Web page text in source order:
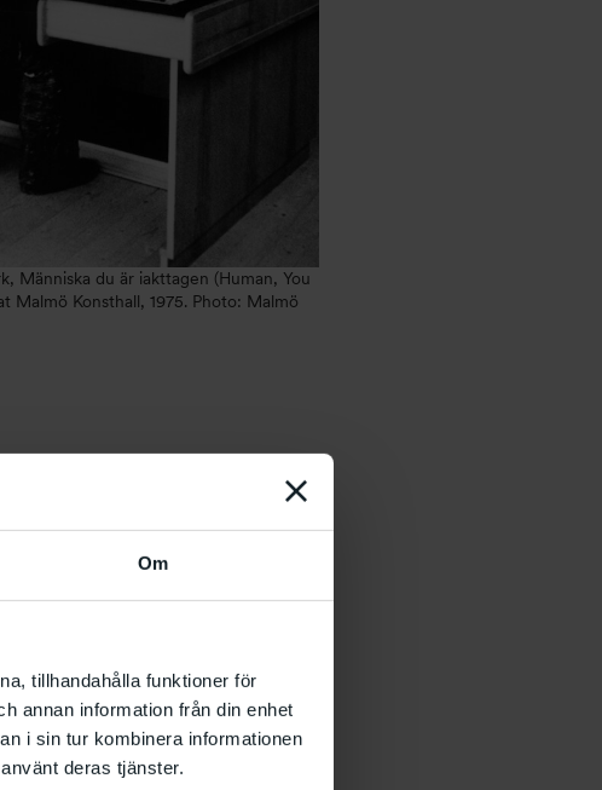
Om
tillhandahålla funktioner för
annan information från din enhet
i sin tur kombinera informationen
deras tjänster.
Människa du är iakttagen (Human, You
Malmö Konsthall, 1975. Photo: Malmö